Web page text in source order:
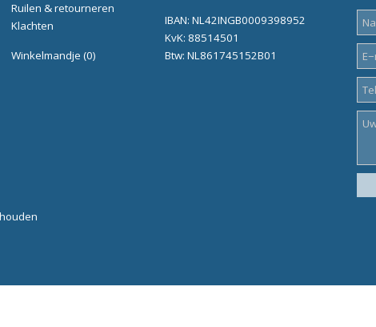
Ruilen & retourneren
Klachten
Winkelmandje (0)
IBAN: NL42INGB0009398952
KvK: 88514501
Btw: NL861745152B01